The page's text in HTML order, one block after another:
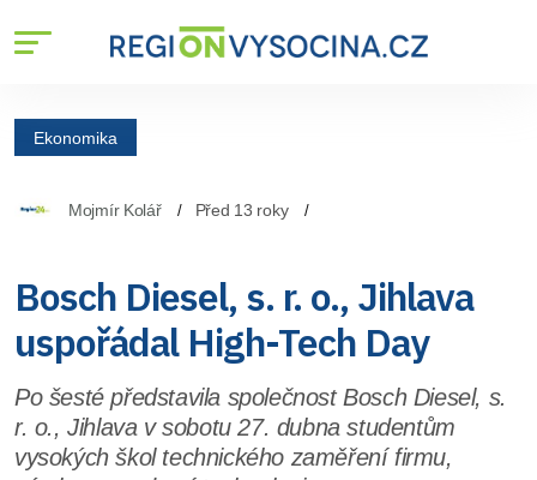
Ekonomika
Mojmír Kolář Před 13 roky
Bosch Diesel, s. r. o., Jihlava
uspořádal High-Tech Day
Po šesté představila společnost Bosch Diesel, s.
r. o., Jihlava v sobotu 27. dubna studentům
vysokých škol technického zaměření firmu,